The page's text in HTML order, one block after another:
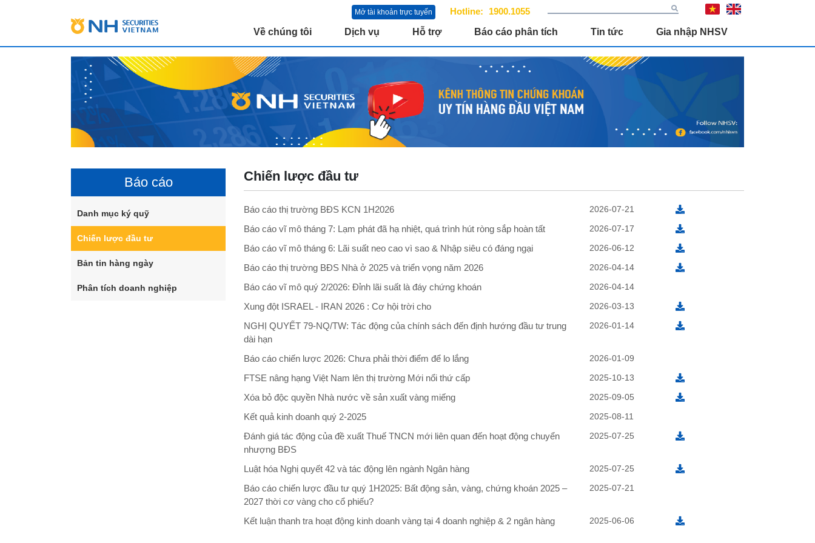
Mở tài khoản trực tuyến Hotline:
1900.1055
Về chúng tôi
Dịch vụ Hỗ trợ Báo cáo phân tích Tin tức Gia nhập NHSV
Báo cáo
Danh mục ký quỹ
Chiến lược đầu tư
Bản tin hàng ngày
Phân tích doanh nghiệp
Chiến lược đầu tư
Báo cáo thị trường BĐS KCN 1H2026 2026-07-21
Báo cáo vĩ mô tháng 7: Lạm phát đã hạ nhiệt, quá trình hút ròng sắp hoàn tất 2026-07-17
Báo cáo vĩ mô tháng 6: Lãi suất neo cao vì sao & Nhập siêu có đáng ngại 2026-06-12
Báo cáo thị trường BĐS Nhà ở 2025 và triển vọng năm 2026 2026-04-14
Báo cáo vĩ mô quý 2/2026: Đỉnh lãi suất là đáy chứng khoán 2026-04-14
Xung đột ISRAEL - IRAN 2026 : Cơ hội trời cho 2026-03-13
NGHỊ QUYẾT 79-NQ/TW: Tác động của chính sách đến định hướng đầu tư trung
dài hạn
2026-01-14
Báo cáo chiến lược 2026: Chưa phải thời điểm để lo lắng 2026-01-09
FTSE nâng hạng Việt Nam lên thị trường Mới nổi thứ cấp 2025-10-13
Xóa bỏ độc quyền Nhà nước về sản xuất vàng miếng 2025-09-05
Kết quả kinh doanh quý 2-2025 2025-08-11
Đánh giá tác động của đề xuất Thuế TNCN mới liên quan đến hoạt động chuyển
nhượng BĐS
2025-07-25
Luật hóa Nghị quyết 42 và tác động lên ngành Ngân hàng 2025-07-25
Báo cáo chiến lược đầu tư quý 1H2025: Bất động sản, vàng, chứng khoán 2025 –
2027 thời cơ vàng cho cổ phiếu?
2025-07-21
Kết luận thanh tra hoạt động kinh doanh vàng tại 4 doanh nghiệp & 2 ngân hàng 2025-06-06